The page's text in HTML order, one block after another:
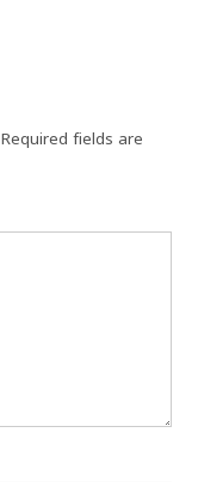
Required fields are